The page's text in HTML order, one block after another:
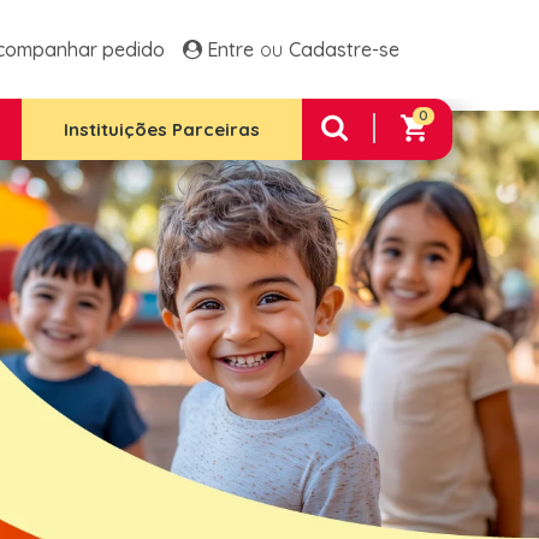
pedido Entre Cadastre-se
0
2
Premium
Integral 12 Unidades
Instituições Parceiras